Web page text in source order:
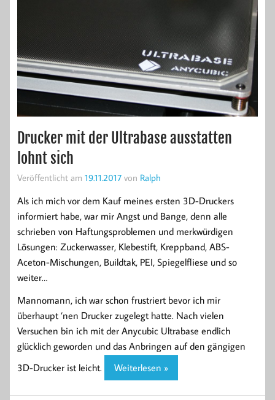
Drucker mit der Ultrabase ausstatten
lohnt sich
Veröffentlicht am 19.11.2017 von Ralph
Als ich mich vor dem Kauf meines ersten 3D-Druckers
informiert habe, war mir Angst und Bange, denn alle
schrieben von Haftungsproblemen und merkwürdigen
Lösungen: Zuckerwasser, Klebestift, Kreppband, ABS-
Aceton-Mischungen, Buildtak, PEI, Spiegelfliese und so
weiter…
Mannomann, ich war schon frustriert bevor ich mir
überhaupt ’nen Drucker zugelegt hatte. Nach vielen
Versuchen bin ich mit der Anycubic Ultrabase endlich
glücklich geworden und das Anbringen auf den gängigen
3D-Drucker ist leicht.
Weiterlesen »